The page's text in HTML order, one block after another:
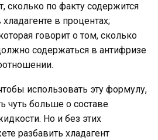
сколько по факту содержится
в процентах;
говорит о том, сколько
содержаться в антифризе
использовать эту формулу,
чуть больше о составе
Но и без этих
разбавить хладагент